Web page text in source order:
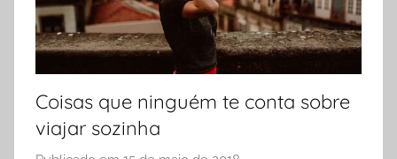
Coisas que ninguém te conta sobre
viajar sozinha